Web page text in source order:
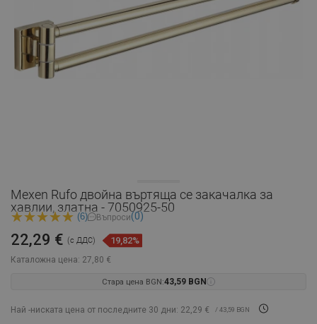
Mexen Rufo двойна въртяща се закачалка за
хавлии, златна - 7050925-50
(6) Въпроси(0)
Каталожна цена: 27,80 €
22,29 € (с ДДС) 19,82%
Стара цена BGN:43,59 BGN
Най -ниската цена от последните 30 дни: 22,29 € / 43,59 BGN